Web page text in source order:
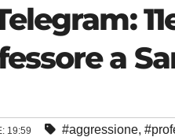
a
19:59 #aggressione,